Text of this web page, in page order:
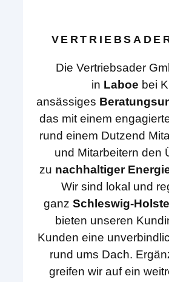
Die Vertriebsader
in Laboe bei
ansässiges
das mit einem
rund einem Dutzend
und Mitarbeitern den
zu nachhaltiger
Wir sind lokal und
ganz Schleswig-
bieten unseren
Kunden eine
rund ums Dach.
greifen wir auf ein